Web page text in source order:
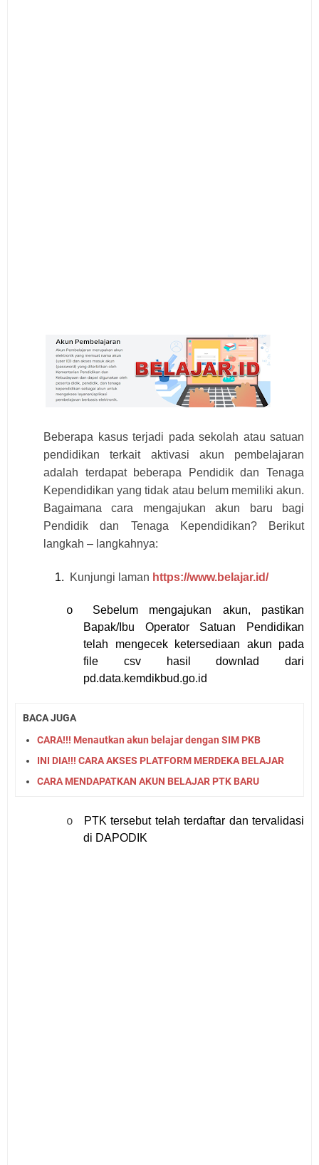
Beberapa kasus terjadi pada sekolah atau satuan
pendidikan terkait aktivasi akun pembelajaran
adalah terdapat beberapa Pendidik dan Tenaga
Kependidikan yang tidak atau belum memiliki akun.
Bagaimana cara mengajukan akun baru bagi
Pendidik dan Tenaga Kependidikan? Berikut
langkah – langkahnya:
1. Kunjungi laman https://www.belajar.id/
o
Sebelum mengajukan akun, pastikan
Bapak/Ibu Operator Satuan Pendidikan
telah mengecek ketersediaan akun pada
file csv hasil downlad dari
pd.data.kemdikbud.go.id
BACA JUGA
CARA!!! Menautkan akun belajar dengan SIM PKB
INI DIA!!! CARA AKSES PLATFORM MERDEKA BELAJAR
CARA MENDAPATKAN AKUN BELAJAR PTK BARU
o
PTK tersebut telah terdaftar dan tervalidasi
di DAPODIK